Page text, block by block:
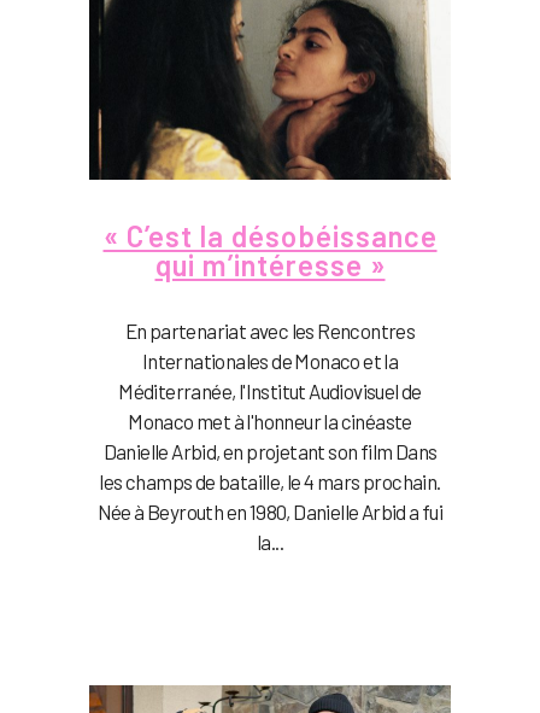
« C’est la désobéissance
qui m’intéresse »
En partenariat avec les Rencontres
Internationales de Monaco et la
Méditerranée, l'Institut Audiovisuel de
Monaco met à l'honneur la cinéaste
Danielle Arbid, en projetant son film Dans
les champs de bataille, le 4 mars prochain.
Née à Beyrouth en 1980, Danielle Arbid a fui
la...